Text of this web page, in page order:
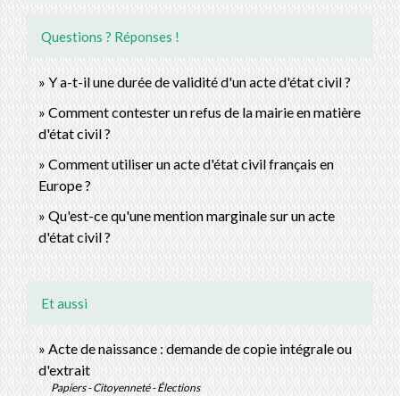
Questions ? Réponses !
Y a-t-il une durée de validité d'un acte d'état civil ?
Comment contester un refus de la mairie en matière
d'état civil ?
Comment utiliser un acte d'état civil français en
Europe ?
Qu'est-ce qu'une mention marginale sur un acte
d'état civil ?
Et aussi
Acte de naissance : demande de copie intégrale ou
d'extrait
Papiers - Citoyenneté - Élections